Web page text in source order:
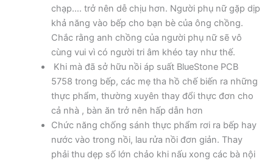
chạp…. trở nên dễ chịu hơn. Người phụ nữ gặp dịp
khả năng vào bếp cho bạn bè của ông chồng.
Chắc rằng anh chồng của người phụ nữ sẽ vô
cùng vui vì có người tri âm khéo tay như thế.
Khi mà đã sở hữu nồi áp suất BlueStone PCB
5758 trong bếp, các mẹ tha hồ chế biến ra những
thực phẩm, thường xuyên thay đổi thực đơn cho
cả nhà , bàn ăn trở nên hấp dẫn hơn
Chức năng chống sánh thực phẩm rơi ra bếp hay
nước vào trong nồi, lau rửa nồi đơn giản. Thay
phải thu dẹp số lớn chảo khi nấu xong các bà nội